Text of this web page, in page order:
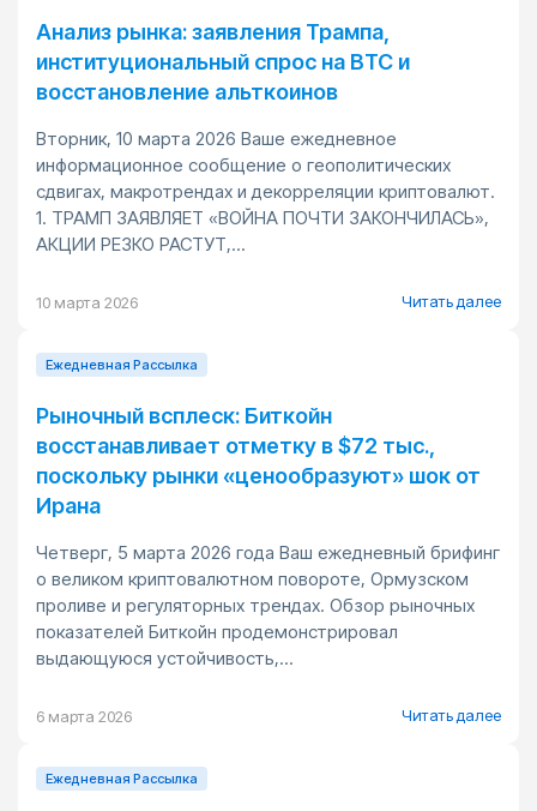
Анализ рынка: заявления Трампа,
институциональный спрос на BTC и
восстановление альткоинов
Вторник, 10 марта 2026 Ваше ежедневное
информационное сообщение о геополитических
сдвигах, макротрендах и декорреляции криптовалют.
1. ТРАМП ЗАЯВЛЯЕТ «ВОЙНА ПОЧТИ ЗАКОНЧИЛАСЬ»,
АКЦИИ РЕЗКО РАСТУТ,...
10 марта 2026 Читать далее
Ежедневная Pассылка
Рыночный всплеск: Биткойн
восстанавливает отметку в $72 тыс.,
поскольку рынки «ценообразуют» шок от
Ирана
Четверг, 5 марта 2026 года Ваш ежедневный брифинг
о великом криптовалютном повороте, Ормузском
проливе и регуляторных трендах. Обзор рыночных
показателей Биткойн продемонстрировал
выдающуюся устойчивость,...
6 марта 2026 Читать далее
Ежедневная Pассылка